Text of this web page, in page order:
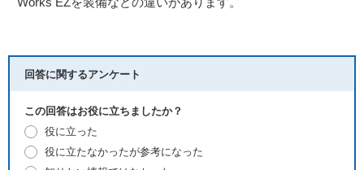
回答に関するアンケート
この回答はお役に立ちましたか？
役に立った
役に立たなかったが参考になった